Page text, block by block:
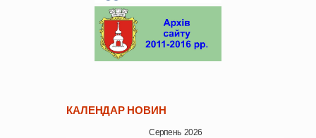
КАЛЕНДАР НОВИН
Серпень 2026